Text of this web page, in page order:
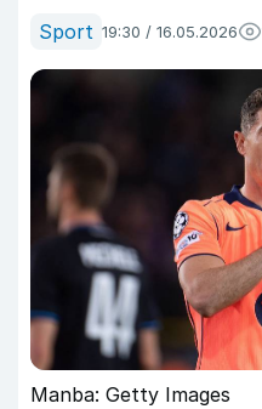
Sport 19:30 / 16.05.2026
Manba: Getty Images